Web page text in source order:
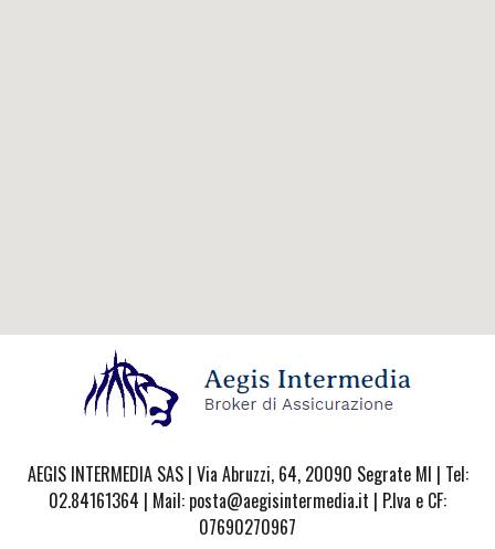
AEGIS INTERMEDIA SAS | Via Abruzzi, 64, 20090 Segrate MI | Tel:
02.84161364 | Mail: posta@aegisintermedia.it | P.Iva e CF:
07690270967